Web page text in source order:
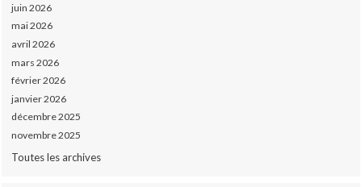
juin 2026
mai 2026
avril 2026
mars 2026
février 2026
janvier 2026
décembre 2025
novembre 2025
Toutes les archives